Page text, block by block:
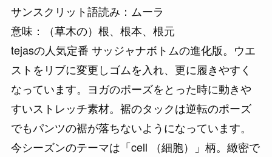
サンスクリット語読み：ムーラ
意味：（草木の）根、根本、根元
tejasの人気定番 サッジャナボトムの進化版。ウエ
ストをリブに変更しゴムを入れ、更に履きやすく
なっています。ヨガのポーズをとった時に動きや
すいストレッチ素材。裾のタックは逆転のポーズ
でもパンツの裾が落ちないようになっています。
今シーズンのテーマは「cell （細胞）」柄。緻密で